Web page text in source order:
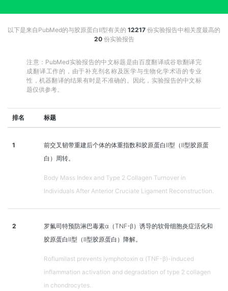
以下是来自PubMed的与胶原蛋白Ⅱ型有关的 12217 份实验报告中相关度最高的
20份实验报告
注意：PubMed实验报告的中文标题是由百度翻译或谷歌翻译完
成翻译工作的，由于补充剂名称及医学与生物化学术语的专业
性，机器翻译的结果有时是不准确的。因此，实验报告的中文标
题仅供参考。
排名 标题
1
前交叉韧带重建后个体的体重指数和胶原蛋白Ⅱ型（Ⅱ型胶原蛋
白）周转。
Body Mass Index and Type 2 Collagen Turnover in
Individuals After Anterior Cruciate Ligament Reconstruction.
2
罗氟司特预防淋巴毒素α（TNF-β）诱导的软骨细胞炎症活化和
胶原蛋白II型（II型胶原蛋白）降解。
Roflumilast prevents lymphotoxin α (TNF-β)-induced
inflammation activation and degradation of type 2 collagen
in chondrocytes.